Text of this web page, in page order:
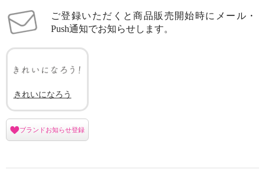
ご登録いただくと商品販売開始時にメール・
Push通知でお知らせします。
きれいになろう
ブランドお知らせ登録